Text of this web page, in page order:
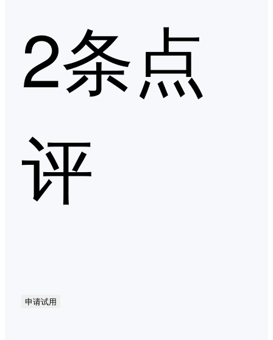
2条点
评
申请试用